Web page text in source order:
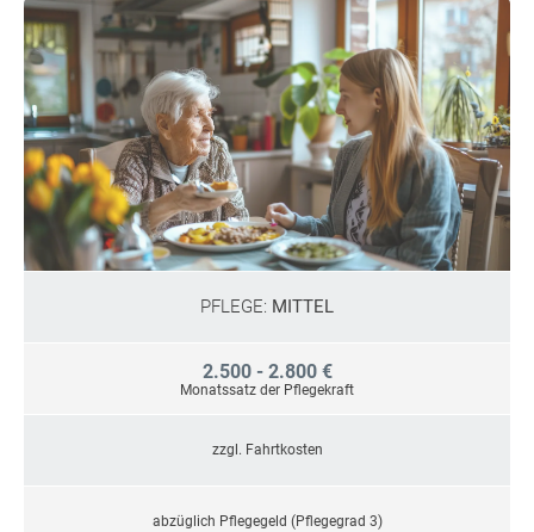
PFLEGE: MITTEL
2.500 - 2.800 €
Monatssatz der Pflegekraft
zzgl. Fahrtkosten
abzüglich Pflegegeld (Pflegegrad 3)